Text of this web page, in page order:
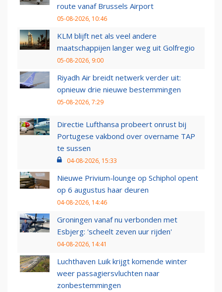
route vanaf Brussels Airport
05-08-2026, 10:46
KLM blijft net als veel andere
maatschappijen langer weg uit Golfregio
05-08-2026, 9:00
Riyadh Air breidt netwerk verder uit:
opnieuw drie nieuwe bestemmingen
05-08-2026, 7:29
Directie Lufthansa probeert onrust bij
Portugese vakbond over overname TAP
te sussen
04-08-2026, 15:33
Nieuwe Privium-lounge op Schiphol opent
op 6 augustus haar deuren
04-08-2026, 14:46
Groningen vanaf nu verbonden met
Esbjerg: 'scheelt zeven uur rijden'
04-08-2026, 14:41
Luchthaven Luik krijgt komende winter
weer passagiersvluchten naar
zonbestemmingen